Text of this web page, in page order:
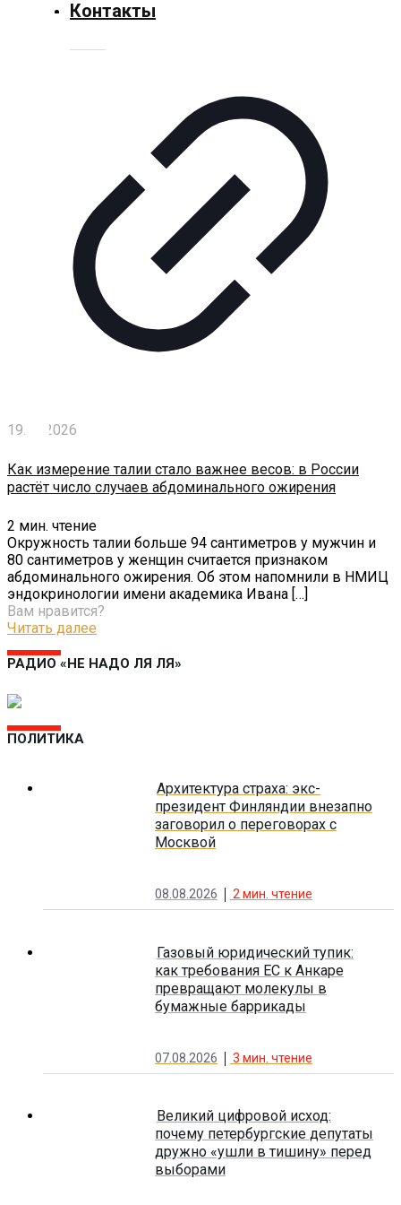
Технологии
читателя
Блокчейн
О
нас
Помощь
проекту
Контакты
19.06.2026
Как измерение талии стало важнее весов: в России
растёт число случаев абдоминального ожирения
2 мин. чтение
Окружность талии больше 94 сантиметров у мужчин и
80 сантиметров у женщин считается признаком
абдоминального ожирения. Об этом напомнили в НМИЦ
эндокринологии имени академика Ивана […]
Вам нравится?
Читать далее
РАДИО «НЕ НАДО ЛЯ ЛЯ»
ПОЛИТИКА
Архитектура страха: экс-
президент Финляндии внезапно
заговорил о переговорах с
Москвой
08.08.2026 2мин. чтение
Газовый юридический тупик:
как требования ЕС к Анкаре
превращают молекулы в
бумажные баррикады
07.08.2026 3 мин. чтение
Великий цифровой исход:
почему петербургские депутаты
дружно «ушли в тишину» перед
выборами